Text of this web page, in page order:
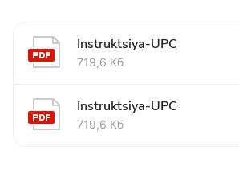
Instruktsiya-UPC
719,6 Кб
Instruktsiya-UPC
719,6 Кб